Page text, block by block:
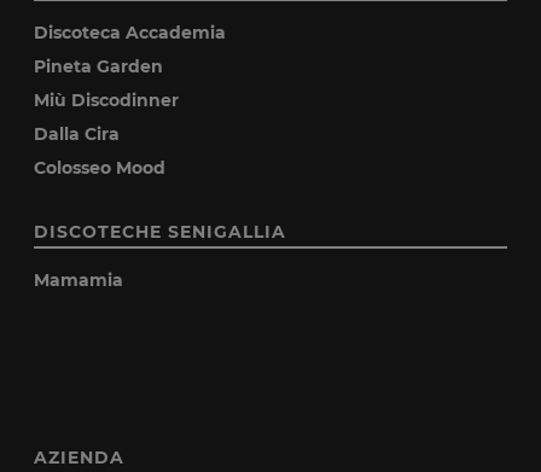
Discoteca Accademia
Pineta Garden
Miù Discodinner
Dalla Cira
Colosseo Mood
DISCOTECHE SENIGALLIA
Mamamia
AZIENDA